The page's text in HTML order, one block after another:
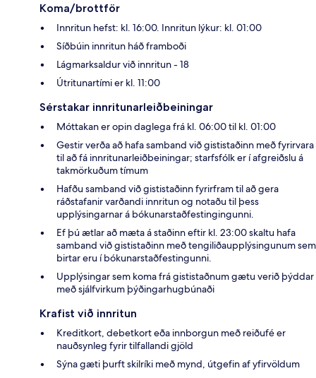
Koma/brottför
Innritun hefst: kl. 16:00. Innritun lýkur: kl. 01:00
Síðbúin innritun háð framboði
Lágmarksaldur við innritun - 18
Útritunartími er kl. 11:00
Sérstakar innritunarleiðbeiningar
Móttakan er opin daglega frá kl. 06:00 til kl. 01:00
Gestir verða að hafa samband við gististaðinn með fyrirvara
til að fá innritunarleiðbeiningar; starfsfólk er í afgreiðslu á
takmörkuðum tímum
Hafðu samband við gististaðinn fyrirfram til að gera
ráðstafanir varðandi innritun og notaðu til þess
upplýsingarnar á bókunarstaðfestingingunni.
Ef þú ætlar að mæta á staðinn eftir kl. 23:00 skaltu hafa
samband við gististaðinn með tengiliðaupplýsingunum sem
birtar eru í bókunarstaðfestingunni.
Upplýsingar sem koma frá gististaðnum gætu verið þýddar
með sjálfvirkum þýðingarhugbúnaði
Krafist við innritun
Kreditkort, debetkort eða innborgun með reiðufé er
nauðsynleg fyrir tilfallandi gjöld
Sýna gæti þurft skilríki með mynd, útgefin af yfirvöldum